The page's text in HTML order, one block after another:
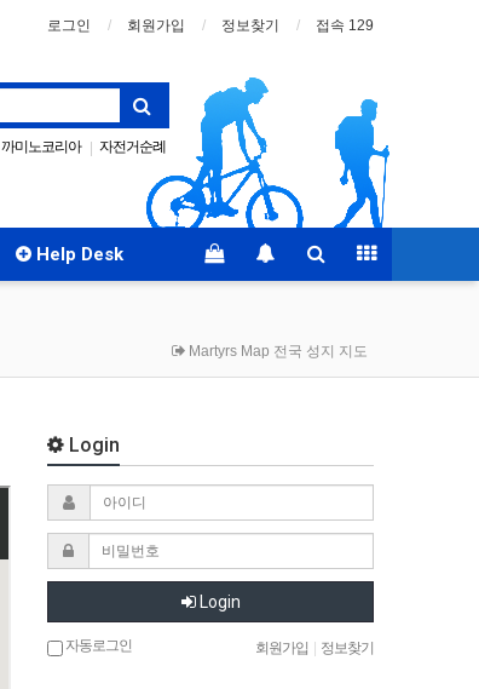
로그인 회원가입 정보찾기 접속 129
까미노코리아 | 자전거순례
Help Desk
Martyrs Map 전국 성지 지도
Login
Login
자동로그인 회원가입 정보찾기